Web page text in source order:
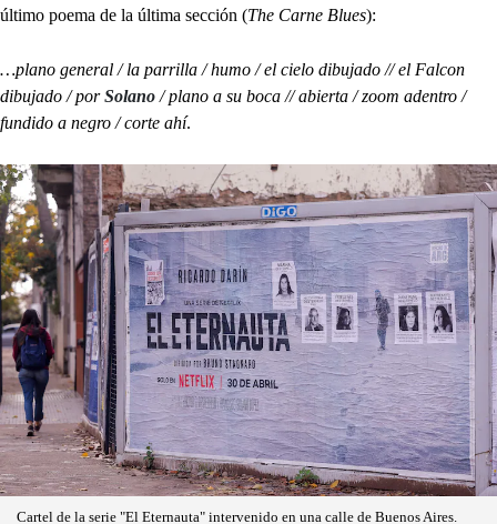
último poema de la última sección (The Carne Blues):
…plano general / la parrilla / humo / el cielo dibujado // el Falcon
dibujado / porSolano/ plano a su boca // abierta / zoom adentro /
fundido a negro / corte ahí.
Cartel de la serie "El Eternauta" intervenido en una calle de Buenos Aires.